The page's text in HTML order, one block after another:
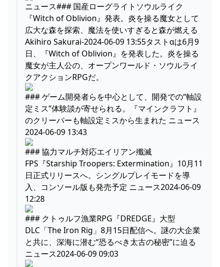
ニュース### 国産ローグライトソウルライク
『Witch of Oblivion』発表。炎を操る魔女として
広大な森を探索、魔法を使いすぎると森が燃える
Akihiro Sakurai-2024-06-09 13:55タストαは6月9
日、『Witch of Oblivion』を発表した。炎を操る
魔女が主人公の、オープンワールド・ソウルライ
クアクションRPGだ。
### ゲーム開発者らを中心として、開発での“軸設
定ミス”体験談が寄せられる。『マインクラフト』
のクリーパーも軸設定ミスから生まれた ニュース
2024-06-09 13:43
### 協力マルチ対応エイリアン殲滅
FPS『Starship Troopers: Extermination』10月11
日正式リリースへ。シングルプレイモードを導
入、コンソール版も発売予定 ニュース2024-06-09
12:28
### クトゥルフ漁業RPG『DREDGE』大型
DLC「The Iron Rig」8月15日配信へ。謎の大企業
と共に、深海に潜む“恐るべき太古の秘密”に迫る
ニュース2024-06-09 09:03